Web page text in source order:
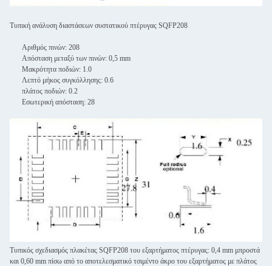
Τυπική ανάλυση διαστάσεων συστατικού πτέρυγας SQFP208
Αριθμός πινών: 208
Απόσταση μεταξύ των πινών: 0,5 mm
Μακρότητα ποδιών: 1.0
Λεπτό μήκος συγκόλλησης: 0.6
πλάτος ποδιών: 0.2
Εσωτερική απόσταση: 28
Τυπικός σχεδιασμός πλακέτας SQFP208 του εξαρτήματος πτέρυγας: 0,4 mm μπροστά
και 0,60 mm πίσω από το αποτελεσματικό τσιμέντο άκρο του εξαρτήματος με πλάτος